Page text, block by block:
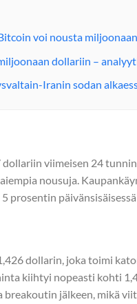
voi nousta
dollariin –
Iranin sodan
viimeisen 24
nousuja.
prosentin
dollarin, joka toimi
kiihtyi nopeasti kohti
breakoutin jälkeen, mikä